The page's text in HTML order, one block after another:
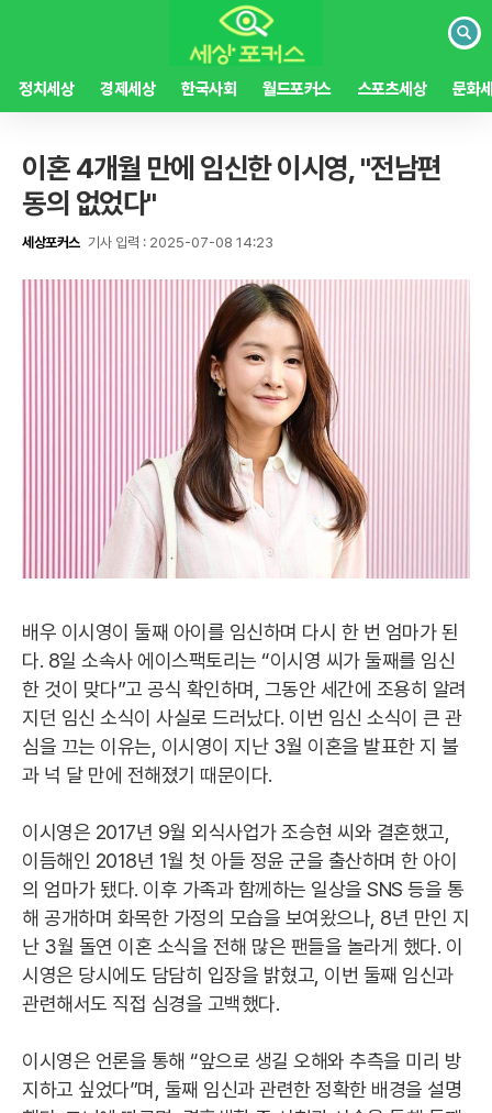
검
정치세상 경제세상 한국사회 월드포커스 스포츠세상 문화
이혼 4개월 만에 임신한 이시영, "전남편
동의 없었다"
세상포커스 기사 입력 : 2025-07-08 14:23
배우 이시영이 둘째 아이를 임신하며 다시 한 번 엄마가 된
다. 8일 소속사 에이스팩토리는 “이시영 씨가 둘째를 임신
한 것이 맞다”고 공식 확인하며, 그동안 세간에 조용히 알려
지던 임신 소식이 사실로 드러났다. 이번 임신 소식이 큰 관
심을 끄는 이유는, 이시영이 지난 3월 이혼을 발표한 지 불
과 넉 달 만에 전해졌기 때문이다.
이시영은 2017년 9월 외식사업가 조승현 씨와 결혼했고,
이듬해인 2018년 1월 첫 아들 정윤 군을 출산하며 한 아이
의 엄마가 됐다. 이후 가족과 함께하는 일상을 SNS 등을 통
해 공개하며 화목한 가정의 모습을 보여왔으나, 8년 만인 지
난 3월 돌연 이혼 소식을 전해 많은 팬들을 놀라게 했다. 이
시영은 당시에도 담담히 입장을 밝혔고, 이번 둘째 임신과
관련해서도 직접 심경을 고백했다.
이시영은 언론을 통해 “앞으로 생길 오해와 추측을 미리 방
지하고 싶었다”며, 둘째 임신과 관련한 정확한 배경을 설명